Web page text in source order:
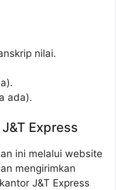
nilai.
ada).
Express
ini melalui website
mengirimkan
J&T Express